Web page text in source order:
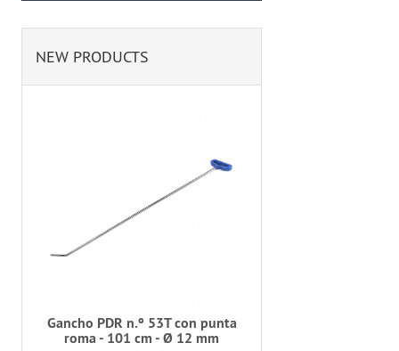
NEW PRODUCTS
Gancho PDR n.º 53T con punta
roma - 101 cm - Ø 12 mm